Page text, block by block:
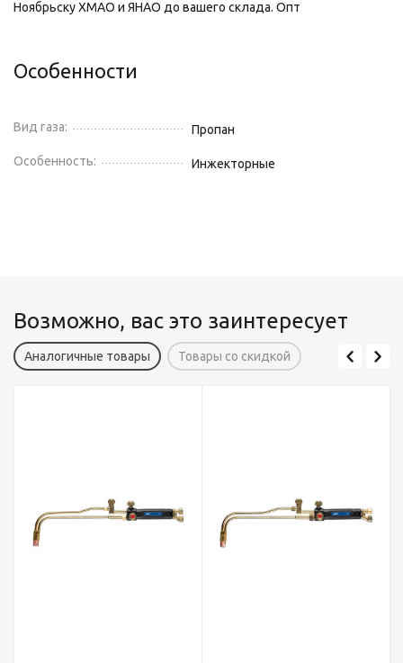
Ноябрьску ХМАО и ЯНАО до вашего склада. Опт
Особенности
Вид газа: Пропан
Особенность: Инжекторные
Возможно, вас это заинтересует
Аналогичные товары Товары со скидкой